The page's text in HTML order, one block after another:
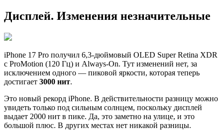
Дисплей. Изменения незначительные
iPhone 17 Pro получил 6,3-дюймовый OLED Super Retina XDR
с ProMotion (120 Гц) и Always-On. Тут изменений нет, за
исключением одного — пиковой яркости, которая теперь
достигает 3000 нит.
Это новый рекорд iPhone. В действительности разницу можно
увидеть только под сильным солнцем, поскольку дисплей
выдает 2000 нит в пике. Да, это заметно на улице, и это
большой плюс. В других местах нет никакой разницы.